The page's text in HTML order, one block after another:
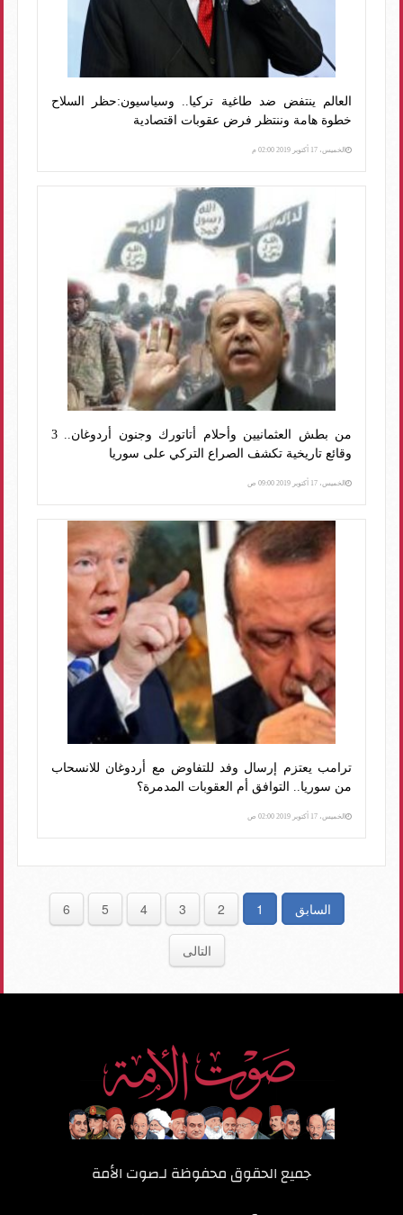
العالم ينتفض ضد طاغية تركيا.. وسياسيون:حظر السلاح
خطوة هامة وننتظر فرض عقوبات اقتصادية
الخميس، 17 أكتوبر 2019 02:00 م
من بطش العثمانيين وأحلام أتاتورك وجنون أردوغان.. 3
وقائع تاريخية تكشف الصراع التركي على سوريا
الخميس، 17 أكتوبر 2019 09:00 ص
ترامب يعتزم إرسال وفد للتفاوض مع أردوغان للانسحاب
من سوريا.. التوافق أم العقوبات المدمرة؟
الخميس، 17 أكتوبر 2019 02:00 ص
السابق 1
2
3
4
5
6
التالى
جميع الحقوق محفوظة لـصوت الأمة